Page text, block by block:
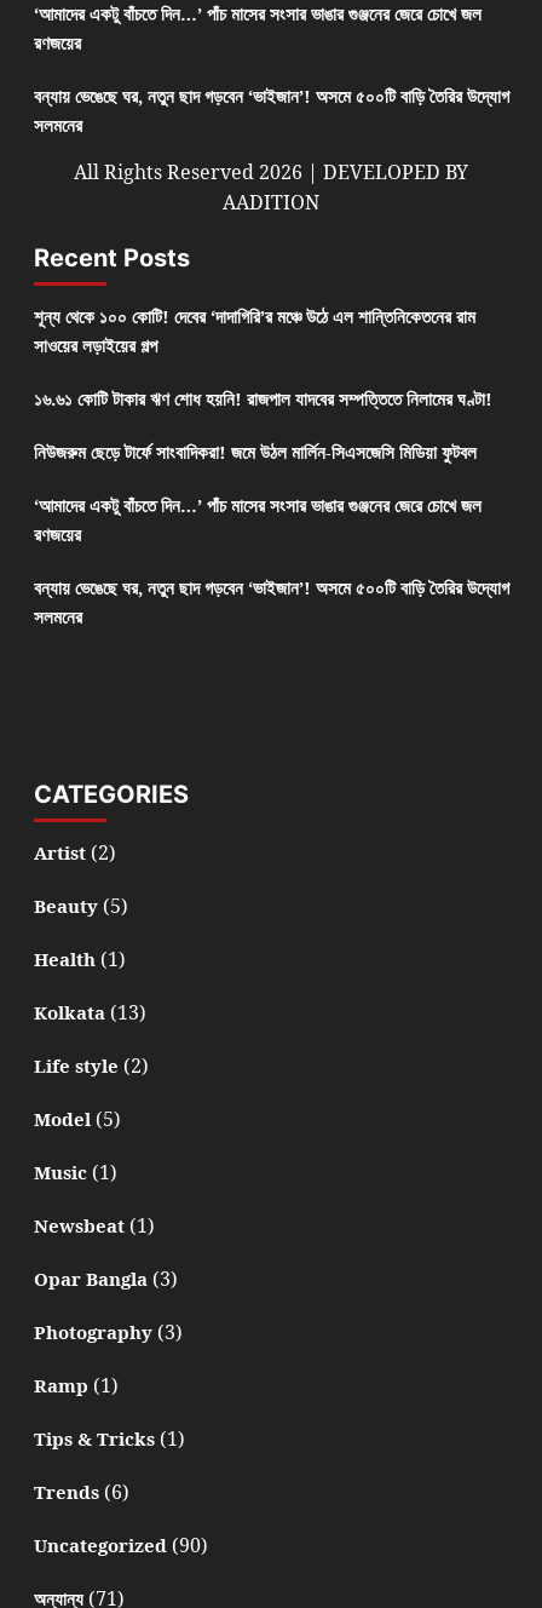
‘আমাদের একটু বাঁচতে দিন…’ পাঁচ মাসের সংসার ভাঙার গুঞ্জনের জেরে চোখে জল
রণজয়ের
বন্যায় ভেঙেছে ঘর, নতুন ছাদ গড়বেন ‘ভাইজান’! অসমে ৫০০টি বাড়ি তৈরির উদ্যোগ
সলমনের
All Rights Reserved 2026 | DEVELOPED BY
AADITION
Recent Posts
শূন্য থেকে ১০০ কোটি! দেবের ‘দাদাগিরি’র মঞ্চে উঠে এল শান্তিনিকেতনের রাম
সাওয়ের লড়াইয়ের গল্প
১৬.৬১ কোটি টাকার ঋণ শোধ হয়নি! রাজপাল যাদবের সম্পত্তিতে নিলামের ঘণ্টা!
নিউজরুম ছেড়ে টার্ফে সাংবাদিকরা! জমে উঠল মার্লিন-সিএসজেসি মিডিয়া ফুটবল
‘আমাদের একটু বাঁচতে দিন…’ পাঁচ মাসের সংসার ভাঙার গুঞ্জনের জেরে চোখে জল
রণজয়ের
বন্যায় ভেঙেছে ঘর, নতুন ছাদ গড়বেন ‘ভাইজান’! অসমে ৫০০টি বাড়ি তৈরির উদ্যোগ
সলমনের
CATEGORIES
Artist(2)
Beauty(5)
Health(1)
Kolkata(13)
Life style (2)
Model(5)
Music(1)
Newsbeat(1)
Opar Bangla(3)
Photography(3)
Ramp (1)
Tips & Tricks(1)
Trends(6)
Uncategorized(90)
অন্যান্য(71)